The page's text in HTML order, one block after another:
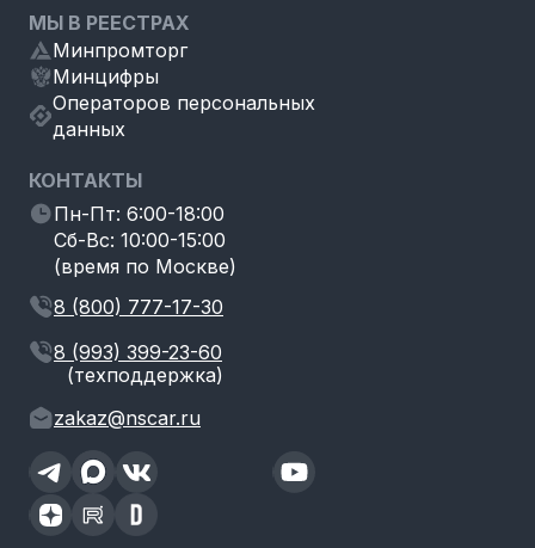
МЫ В РЕЕСТРАХ
Минпромторг
Минцифры
Операторов персональных
данных
КОНТАКТЫ
Пн-Пт: 6:00-18:00
Сб-Вс: 10:00-15:00
(время по Москве)
8 (800) 777-17-30
8 (993) 399-23-60
(техподдержка)
zakaz@nscar.ru